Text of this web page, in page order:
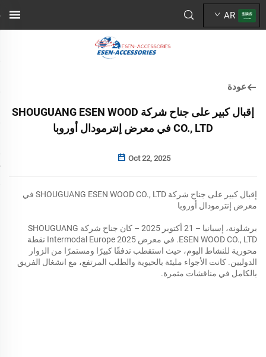
AR
عودة
إقبال كبير على جناح شركة SHOUGUANG ESEN WOOD
CO., LTD في معرض إنترمودال أوروبا
Oct 22, 2025
إقبال كبير على جناح شركة SHOUGUANG ESEN WOOD CO., LTD في
معرض إنترمودال أوروبا
برشلونة، إسبانيا – 21 أكتوبر 2025 – كان جناح شركة SHOUGUANG
ESEN WOOD CO., LTD. في معرض Intermodal Europe 2025 نقطة
محورية للنشاط اليوم، حيث استقطب تدفقًا كبيرًا ومستمرًا من الزوار
الدوليين. كانت الأجواء مليئة بالحيوية والطلب المرتفع، مع انشغال الفريق
بالكامل في مناقشات مثمرة.